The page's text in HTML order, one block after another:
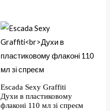
Escada Sexy Graffiti
Духи в пластиковому
флаконі 110 мл зі спреєм